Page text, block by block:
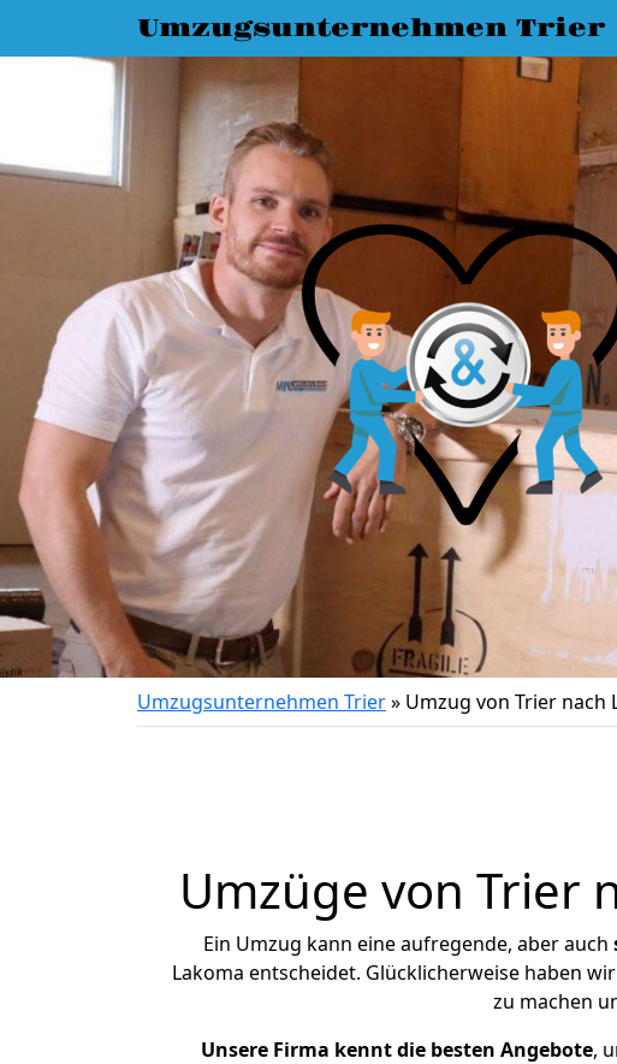
Umzugsunternehmen Trier
Umzugsunternehmen Trier» Umzug von Trier nach
Umzüge von Trier
Ein Umzug kann eine aufregende, aber auch
Lakoma entscheidet. Glücklicherweise haben
zu machen
Unsere Firma kennt die besten Angebote,